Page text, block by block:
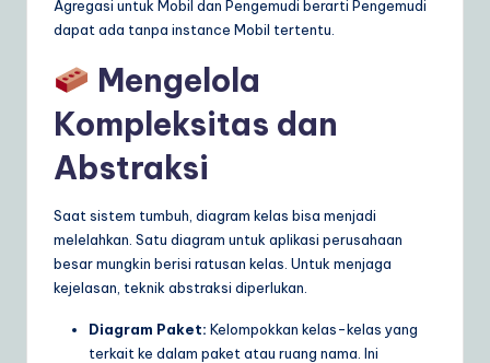
Agregasi untuk Mobil dan Pengemudi berarti Pengemudi
dapat ada tanpa instance Mobil tertentu.
Mengelola
Kompleksitas dan
Abstraksi
Saat sistem tumbuh, diagram kelas bisa menjadi
melelahkan. Satu diagram untuk aplikasi perusahaan
besar mungkin berisi ratusan kelas. Untuk menjaga
kejelasan, teknik abstraksi diperlukan.
Diagram Paket: Kelompokkan kelas-kelas yang
terkait ke dalam paket atau ruang nama. Ini